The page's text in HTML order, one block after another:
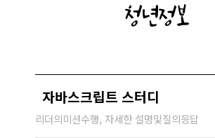
청년정보
자바스크립트 스터디
리더의미션수행, 자세한 설명및질의응답